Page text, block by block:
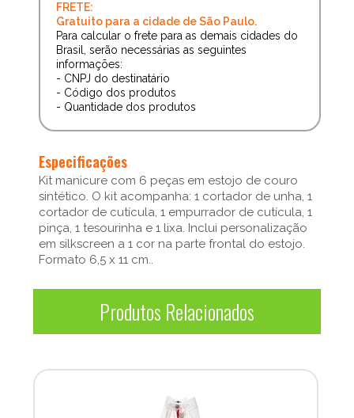
FRETE:
Gratuito para a cidade de São Paulo.
Para calcular o frete para as demais cidades do
Brasil, serão necessárias as seguintes
informações:
- CNPJ do destinatário
- Código dos produtos
- Quantidade dos produtos
Especificações
Kit manicure com 6 peças em estojo de couro
sintético. O kit acompanha: 1 cortador de unha, 1
cortador de cutícula, 1 empurrador de cutícula, 1
pinça, 1 tesourinha e 1 lixa. Inclui personalização
em silkscreen a 1 cor na parte frontal do estojo.
Formato 6,5 x 11 cm..
Produtos Relacionados